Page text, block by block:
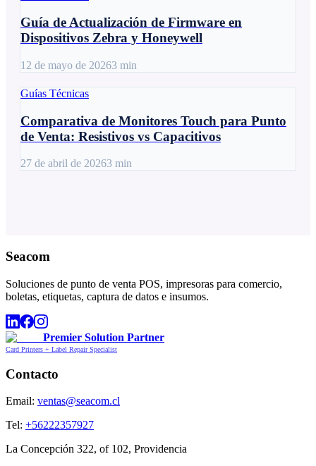
Guía de Actualización de Firmware en
Dispositivos Zebra y Honeywell
12 de mayo de 20263 min
Guías Técnicas
Comparativa de Monitores Touch para Punto
de Venta: Resistivos vs Capacitivos
27 de abril de 20263 min
Seacom
Soluciones de punto de venta POS, impresoras para comercio,
boletas, etiquetas, captura de datos e insumos.
Premier Solution Partner
Card Printers + Label Repair Specialist
Contacto
Email: ventas@seacom.cl
Tel: +56222357927
La Concepción 322, of 102, Providencia